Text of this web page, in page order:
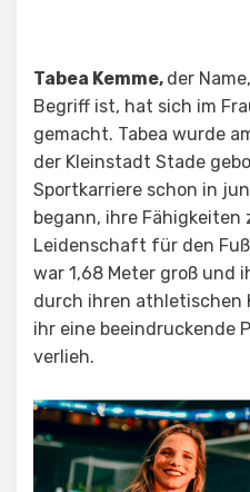
Tabea Kemme, der
Begriff ist, hat sich im
gemacht. Tabea wurde
der Kleinstadt Stade
Sportkarriere schon in
begann, ihre
Leidenschaft für den
war 1,68 Meter groß und
durch ihren athletischen
ihr eine beeindruckende
verlieh.